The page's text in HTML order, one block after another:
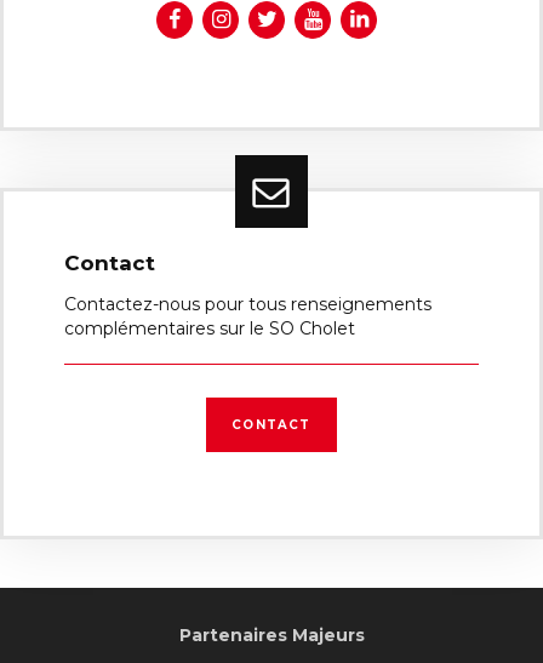
Contact
Contactez-nous pour tous renseignements
complémentaires sur le SO Cholet
CONTACT
Partenaires Majeurs